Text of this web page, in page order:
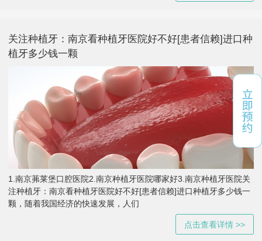
关注种植牙：南京看种植牙医院好不好[患者信赖]进口种
植牙多少钱一颗
1.南京茀莱堡口腔医院2.南京种植牙医院哪家好3.南京种植牙医院关
注种植牙：南京看种植牙医院好不好[患者信赖]进口种植牙多少钱一
颗，随着我国经济的快速发展，人们
点击查看详情 >>